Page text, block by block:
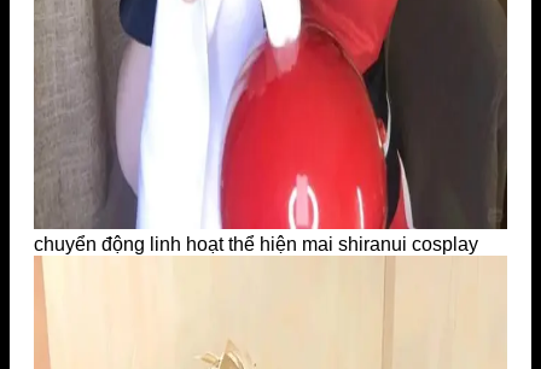
chuyển động linh hoạt thể hiện mai shiranui cosplay